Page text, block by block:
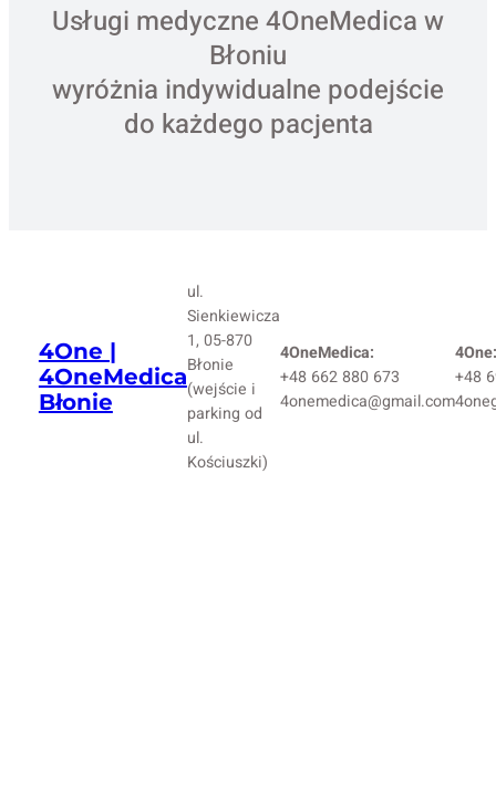
Usługi medyczne 4OneMedica w
Błoniu
wyróżnia indywidualne podejście
do każdego pacjenta
4One |
4OneMedica
Błonie
ul.
Sienkiewicza
1, 05-870
Błonie
(wejście i
parking od
ul.
Kościuszki)
4OneMedica:
+48 662 880 673
4onemedica@gmail.com
4One:
+48